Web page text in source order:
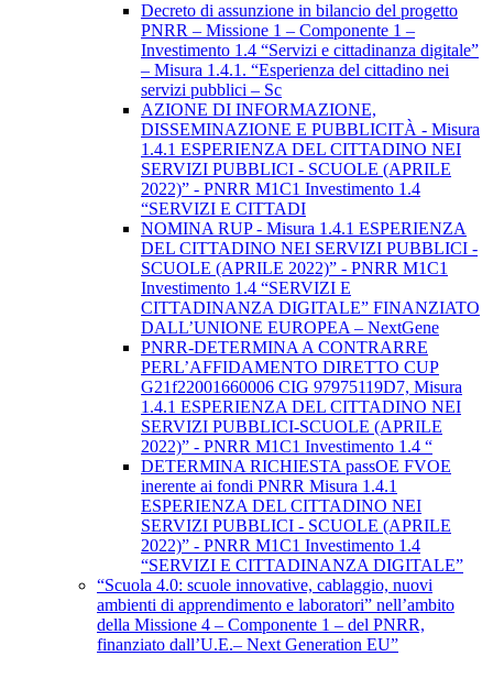
Decreto di assunzione in bilancio del progetto
PNRR – Missione 1 – Componente 1 –
Investimento 1.4 “Servizi e cittadinanza digitale”
– Misura 1.4.1. “Esperienza del cittadino nei
servizi pubblici – Sc
AZIONE DI INFORMAZIONE,
DISSEMINAZIONE E PUBBLICITÀ - Misura
1.4.1 ESPERIENZA DEL CITTADINO NEI
SERVIZI PUBBLICI - SCUOLE (APRILE
2022)” - PNRR M1C1 Investimento 1.4
“SERVIZI E CITTADI
NOMINA RUP - Misura 1.4.1 ESPERIENZA
DEL CITTADINO NEI SERVIZI PUBBLICI -
SCUOLE (APRILE 2022)” - PNRR M1C1
Investimento 1.4 “SERVIZI E
CITTADINANZA DIGITALE” FINANZIATO
DALL’UNIONE EUROPEA – NextGene
PNRR-DETERMINA A CONTRARRE
PERL’AFFIDAMENTO DIRETTO CUP
G21f22001660006 CIG 97975119D7, Misura
1.4.1 ESPERIENZA DEL CITTADINO NEI
SERVIZI PUBBLICI-SCUOLE (APRILE
2022)” - PNRR M1C1 Investimento 1.4 “
DETERMINA RICHIESTA passOE FVOE
inerente ai fondi PNRR Misura 1.4.1
ESPERIENZA DEL CITTADINO NEI
SERVIZI PUBBLICI - SCUOLE (APRILE
2022)” - PNRR M1C1 Investimento 1.4
“SERVIZI E CITTADINANZA DIGITALE”
“Scuola 4.0: scuole innovative, cablaggio, nuovi
ambienti di apprendimento e laboratori” nell’ambito
della Missione 4 – Componente 1 – del PNRR,
finanziato dall’U.E.– Next Generation EU”